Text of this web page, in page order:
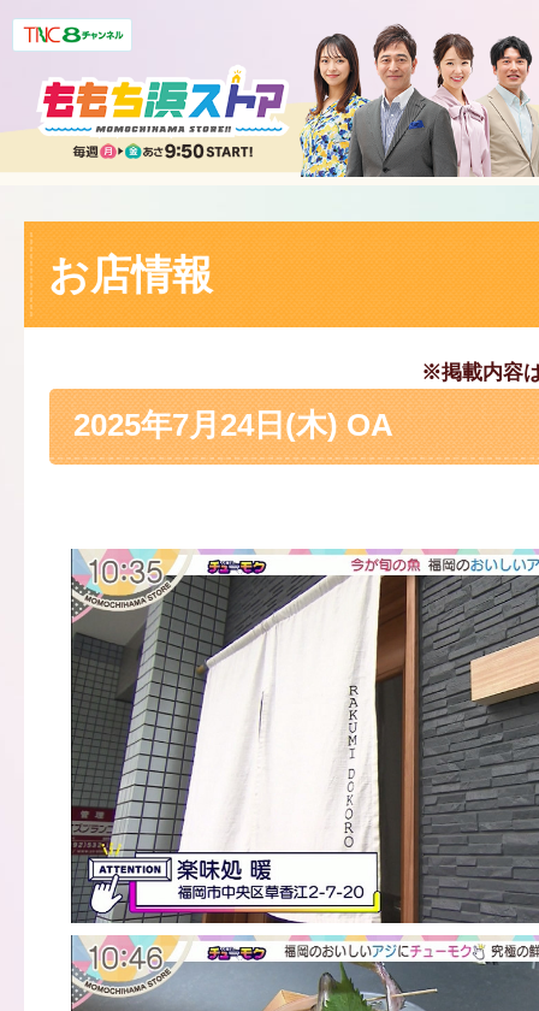
お店情報
※掲載内容
2025年7月24日(木) OA